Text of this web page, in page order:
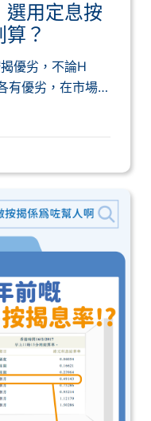
選用定息按
？
優劣，不論H
有優劣，在市場